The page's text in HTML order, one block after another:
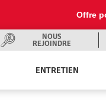
Offre
NOUS
REJOINDRE
ENTRETIEN